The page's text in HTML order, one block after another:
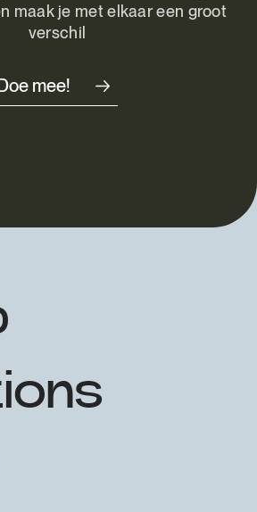
maak je met elkaar een groot
verschil
mee!